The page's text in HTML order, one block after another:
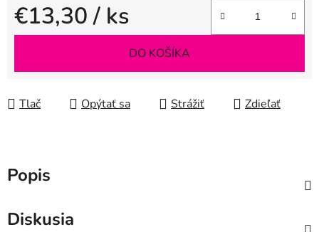
€13,30/ ks
Jednotková cena:
DO KOŠÍKA
Tlač Opýtať sa Strážiť Zdieľať
Popis
Diskusia